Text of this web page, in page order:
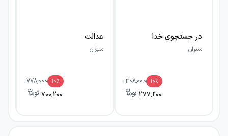
در جستجوی خدا
سبزان
308,000 10٪
277,200
عدالت
سبزان
778,000 10٪
700,200